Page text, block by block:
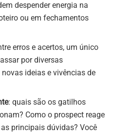
despender energia na
ou em fechamentos
erros e acertos, um único
por diversas
ideias e vivências de
: quais são os gatilhos
Como o prospect reage
principais dúvidas? Você